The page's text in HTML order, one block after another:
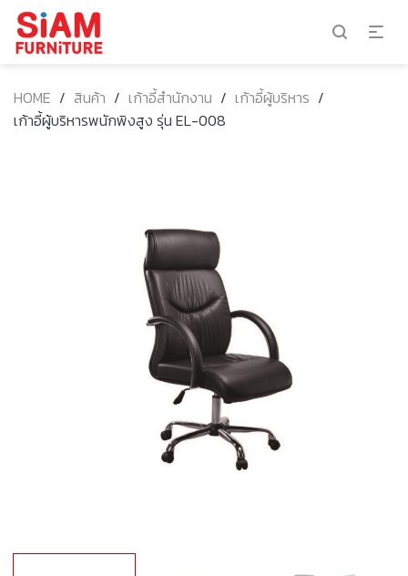
HOME / สินค้า / เก้าอี้สำนักงาน / เก้าอี้ผู้บริหาร /
เก้าอี้ผู้บริหารพนักพิงสูง รุ่น EL-008